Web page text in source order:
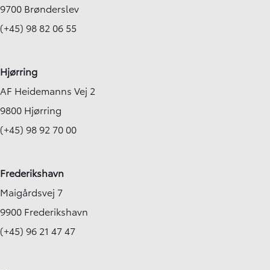
9700 Brønderslev
(+45) 98 82 06 55
Hjørring
AF Heidemanns Vej 2
9800 Hjørring
(+45) 98 92 70 00
Frederikshavn
Maigårdsvej 7
9900 Frederikshavn
(+45) 96 21 47 47